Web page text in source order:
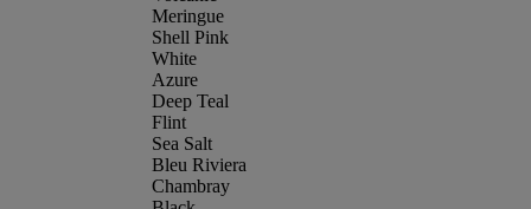
Meringue
Shell Pink
White
Azure
Deep Teal
Flint
Sea Salt
Bleu Riviera
Chambray